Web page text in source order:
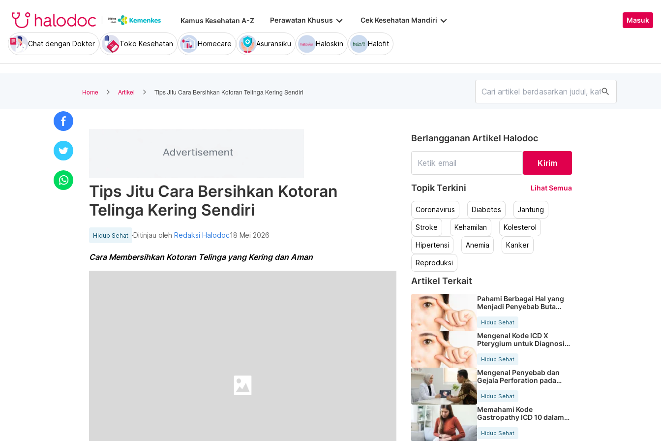
Kamus Kesehatan A-Z Perawatan Khusus keyboard_arrow_down Cek Kesehatan Mandiri keyboard_arrow_down Masuk
Chat dengan Dokter Toko Kesehatan Homecare Asuransiku Haloskin Halofit
Home Artikel Tips Jitu Cara Bersihkan Kotoran Telinga Kering Sendiri search
Tips Jitu Cara Bersihkan Kotoran
Telinga Kering Sendiri
Hidup Sehat Ditinjau olehRedaksi Halodoc18 Mei 2026
Cara Membersihkan Kotoran Telinga yang Kering dan Aman
Berlangganan Artikel Halodoc
Kirim
Topik Terkini Lihat Semua
Coronavirus Diabetes Jantung
Stroke Kehamilan Kolesterol
Hipertensi Anemia Kanker
Reproduksi
Artikel Terkait
Pahami Berbagai Hal yang
Menjadi Penyebab Buta
Hidup Sehat
Mengenal Kode ICD X
Pterygium untuk Diagnosis
Hidup Sehat
Mengenal Penyebab dan
Gejala Perforation pada
Tubuh
Hidup Sehat
Memahami Kode
Gastropathy ICD 10 dalam
Rekam Medis Pasien
Hidup Sehat